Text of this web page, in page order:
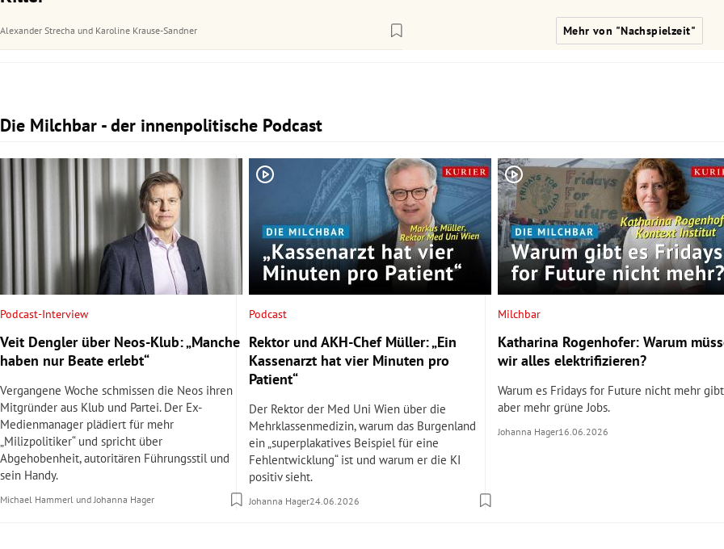
Alexander Strecha und Karoline Krause-Sandner Mehr von "Nachspielzeit"
Die Milchbar - der innenpolitische Podcast
Slide 1 von 3
Podcast-Interview
Veit Dengler über Neos-Klub: „Manche
haben nur Beate erlebt“
Vergangene Woche schmissen die Neos ihren
Mitgründer aus Klub und Partei. Der Ex-
Medienmanager plädiert für mehr
„Milizpolitiker“ und spricht über
Abgehobenheit, autoritären Führungsstil und
sein Handy.
Michael Hammerl undJohanna Hager
Podcast
Rektor und AKH-Chef Müller: „Ein
Kassenarzt hat vier Minuten pro
Patient“
Der Rektor der Med Uni Wien über die
Mehrklassenmedizin, warum das Burgenland
ein „superplakatives Beispiel für eine
Fehlentwicklung“ ist und warum er die KI
positiv sieht.
Johanna Hager24.06.2026
Milchbar
Katharina Rogenhofer: Warum
wir alles elektrifizieren?
Warum es Fridays for Future nicht mehr
aber mehr grüne Jobs.
Johanna Hager16.06.2026